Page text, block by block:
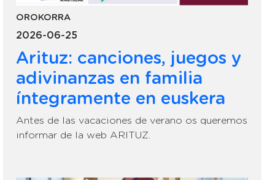
OROKORRA
2026-06-25
Arituz: canciones, juegos y
adivinanzas en familia
íntegramente en euskera
Antes de las vacaciones de verano os queremos
informar de la web ARITUZ.